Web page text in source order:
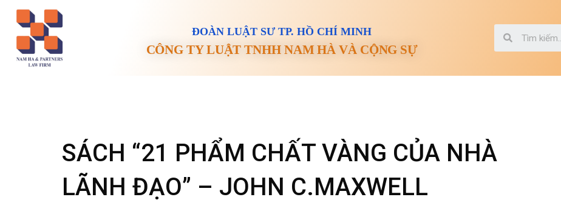
ĐOÀN LUẬT SƯ TP. HỒ CHÍ MINH
CÔNG TY LUẬT TNHH NAM HÀ VÀ CỘNG SỰ
SÁCH “21 PHẨM CHẤT VÀNG CỦA NHÀ
LÃNH ĐẠO” – JOHN C.MAXWELL